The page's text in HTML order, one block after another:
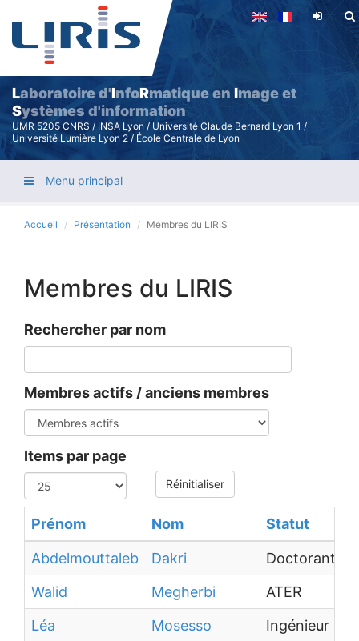
Aller
principal
Laboratoire d'InfoRmatique en Image et
Systèmes d'information
UMR 5205 CNRS / INSA Lyon / Université Claude Bernard Lyon 1 /
Université Lumière Lyon 2 / École Centrale de Lyon
Menu principal
Accueil Présentation Membres du LIRIS
Membres du LIRIS
Rechercher par nom
Membres actifs / anciens membres
Items par page
Réinitialiser
Prénom Nom Statut
Abdelmouttaleb Dakri
Doctorant
Walid
Megherbi
ATER
Léa
Mosesso
Ingénieur